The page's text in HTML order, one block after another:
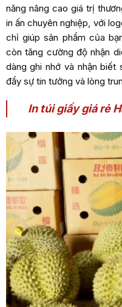
năng nâng cao giá trị
in ấn chuyên nghiệp, với
chỉ giúp sản phẩm của
còn tăng cường độ nhận
dàng ghi nhớ và nhận biết
đẩy sự tin tưởng và lòng
In túi giấy giá rẻ